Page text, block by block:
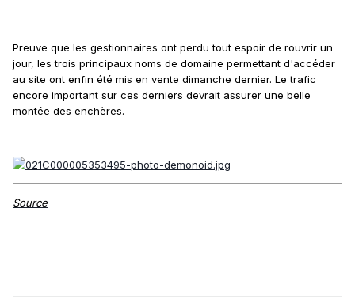
Preuve que les gestionnaires ont perdu tout espoir de rouvrir un
jour, les trois principaux noms de domaine permettant d'accéder
au site ont enfin été mis en vente dimanche dernier. Le trafic
encore important sur ces derniers devrait assurer une belle
montée des enchères.
Source